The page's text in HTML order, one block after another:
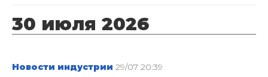
30 июля 2026
Новости индустрии 29/07 20:39